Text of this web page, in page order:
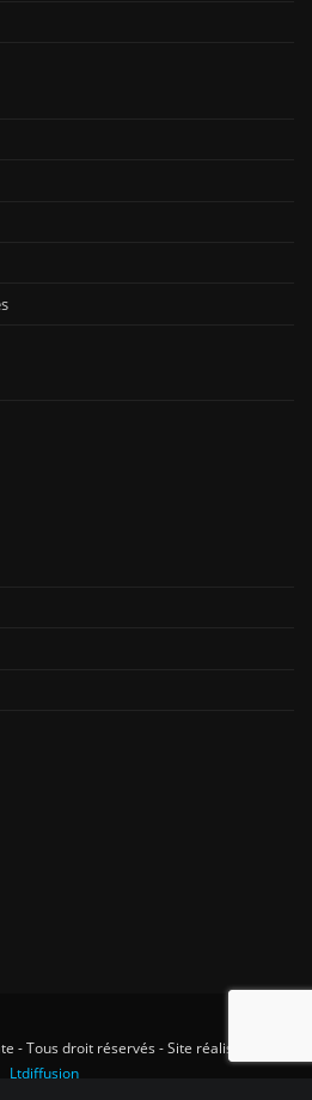
- Tous droit réservés - Site réalisé par
Ltdiffusion